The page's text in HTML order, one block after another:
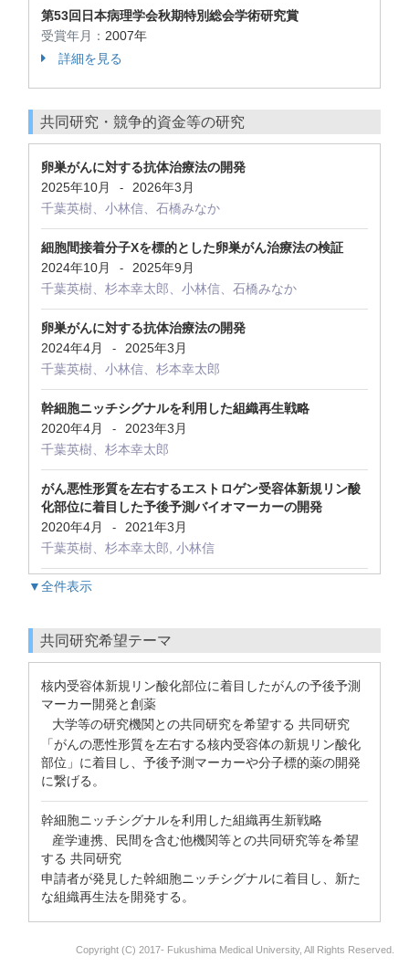
第53回日本病理学会秋期特別総会学術研究賞
受賞年月： 2007年
詳細を見る
共同研究・競争的資金等の研究
卵巣がんに対する抗体治療法の開発
2025年10月
-
2026年3月
千葉英樹、小林信、石橋みなか
細胞間接着分子Xを標的とした卵巣がん治療法の検証
2024年10月
-
2025年9月
千葉英樹、杉本幸太郎、小林信、石橋みなか
卵巣がんに対する抗体治療法の開発
2024年4月
-
2025年3月
千葉英樹、小林信、杉本幸太郎
幹細胞ニッチシグナルを利用した組織再生戦略
2020年4月
-
2023年3月
千葉英樹、杉本幸太郎
がん悪性形質を左右するエストロゲン受容体新規リン酸
化部位に着目した予後予測バイオマーカーの開発
2020年4月
-
2021年3月
千葉英樹、杉本幸太郎, 小林信
▼全件表示
共同研究希望テーマ
核内受容体新規リン酸化部位に着目したがんの予後予測
マーカー開発と創薬
大学等の研究機関との共同研究を希望する 共同研究
「がんの悪性形質を左右する核内受容体の新規リン酸化
部位」に着目し、予後予測マーカーや分子標的薬の開発
に繋げる。
幹細胞ニッチシグナルを利用した組織再生新戦略
産学連携、民間を含む他機関等との共同研究等を希望
する 共同研究
申請者が発見した幹細胞ニッチシグナルに着目し、新た
な組織再生法を開発する。
Copyright (C) 2017- Fukushima Medical University, All Rights Reserved.